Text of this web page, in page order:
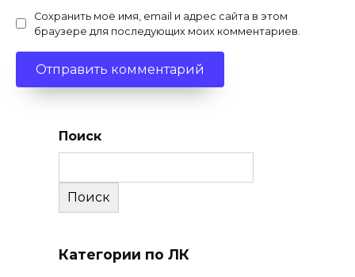
Сохранить моё имя, email и адрес сайта в этом
браузере для последующих моих комментариев.
Поиск
Поиск
Категории по ЛК